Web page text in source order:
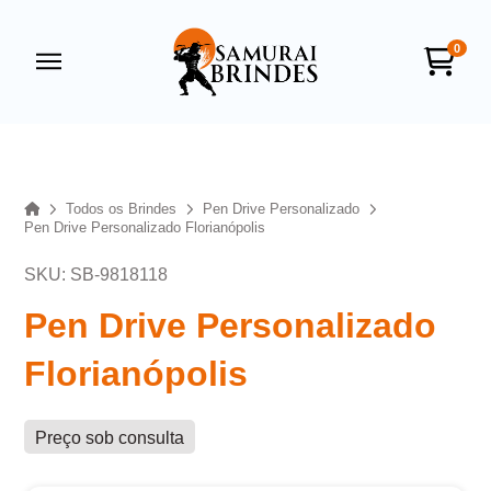
0
HomeTodos os Brindes
Pen Drive Personalizado
Pen Drive Personalizado Florianópolis
SKU: SB-9818118
Pen Drive Personalizado
Florianópolis
Preço sob consulta